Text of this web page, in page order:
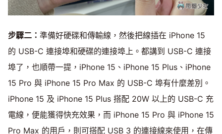
步驟二： 準備好硬碟和傳輸線，然後把線插在 iPhone 15
的 USB-C 連接埠和硬碟的連接埠上。都講到 USB-C 連接
埠了，也順帶一提，iPhone 15、iPhone 15 Plus、iPhone
15 Pro 與 iPhone 15 Pro Max 的 USB-C 埠有什麼差別。
iPhone 15 及 iPhone 15 Plus 搭配 20W 以上的 USB-C 充
電線，便能獲得快充效果，而 iPhone 15 Pro 與 iPhone 15
Pro Max 的用戶，則可搭配 USB 3 的連接線來使用，在傳